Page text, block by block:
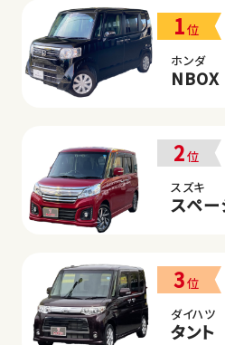
1位
ホンダ
NBOX
2位
スズキ
スペー
3位
ダイハツ
タント